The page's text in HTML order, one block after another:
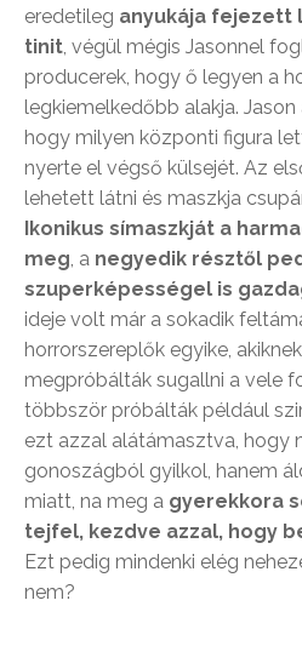
eredetileg anyukája fejezett
tinit, végül mégis Jasonnel
producerek, hogy ő legyen a
legkiemelkedőbb alakja.
hogy milyen központi figura
nyerte el végső külsejét. Az
lehetett látni és maszkja
Ikonikus símaszkját a
meg, a negyedik résztől
szuperképességel is
ideje volt már a sokadik
horrorszereplők egyike,
megpróbálták sugallni a vele
többször próbálták például
ezt azzal alátámasztva, hogy
gonoszágból gyilkol, hanem
miatt, na meg a gyerekkora
tejfel, kezdve azzal, hogy
Ezt pedig mindenki elég
nem?